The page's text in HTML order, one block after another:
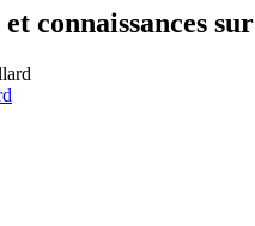
connaissances